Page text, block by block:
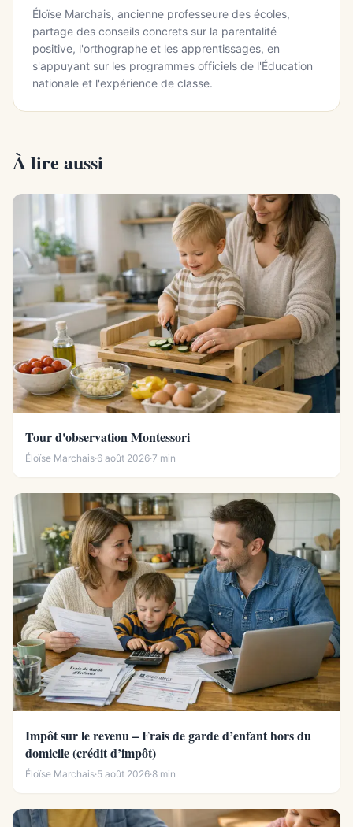
Éloïse Marchais, ancienne professeure des écoles,
partage des conseils concrets sur la parentalité
positive, l'orthographe et les apprentissages, en
s'appuyant sur les programmes officiels de l'Éducation
nationale et l'expérience de classe.
À lire aussi
Tour d'observation Montessori
Éloïse Marchais·6 août 2026·7 min
Impôt sur le revenu – Frais de garde d’enfant hors du
domicile (crédit d’impôt)
Éloïse Marchais·5 août 2026·8 min